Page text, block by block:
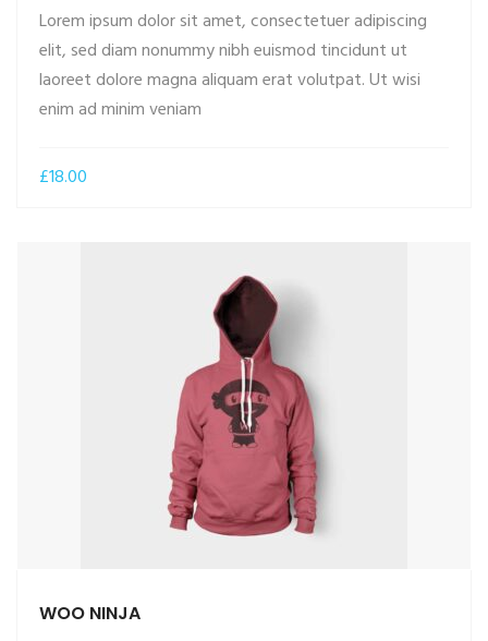
Lorem ipsum dolor sit amet, consectetuer adipiscing
elit, sed diam nonummy nibh euismod tincidunt ut
laoreet dolore magna aliquam erat volutpat. Ut wisi
enim ad minim veniam
£18.00
ADD TO CART
WOO NINJA